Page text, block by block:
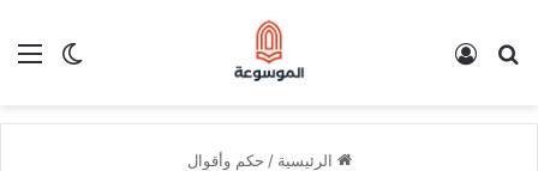
الوضع بحث عن
الرئيسية / حكم وأقوال